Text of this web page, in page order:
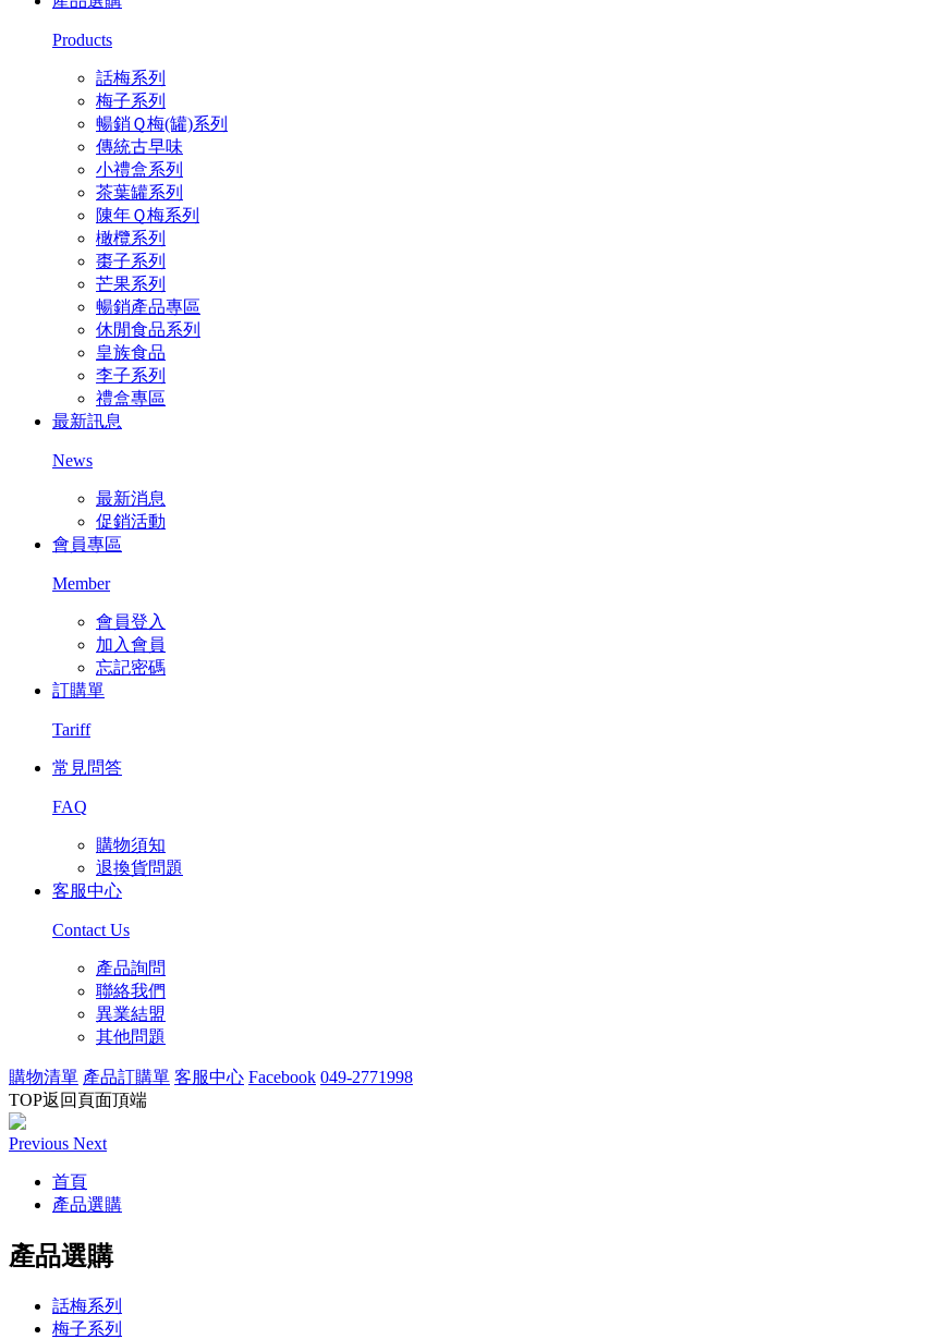
Products
話梅系列
梅子系列
暢銷Ｑ梅(罐)系列
傳統古早味
小禮盒系列
茶葉罐系列
陳年Ｑ梅系列
橄欖系列
棗子系列
芒果系列
暢銷產品專區
休閒食品系列
皇族食品
李子系列
禮盒專區
最新訊息
News
最新消息
促銷活動
會員專區
Member
會員登入
加入會員
忘記密碼
訂購單
Tariff
常見問答
FAQ
購物須知
退換貨問題
客服中心
Contact Us
產品詢問
聯絡我們
異業結盟
其他問題
購物清單 產品訂購單 客服中心 Facebook 049-2771998
TOP返回頁面頂端
Previous Next
首頁
產品選購
產品選購
話梅系列
梅子系列